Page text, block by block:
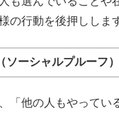
の行動を後押ししま
ソーシャルプルーフ）
「他の人もやってい